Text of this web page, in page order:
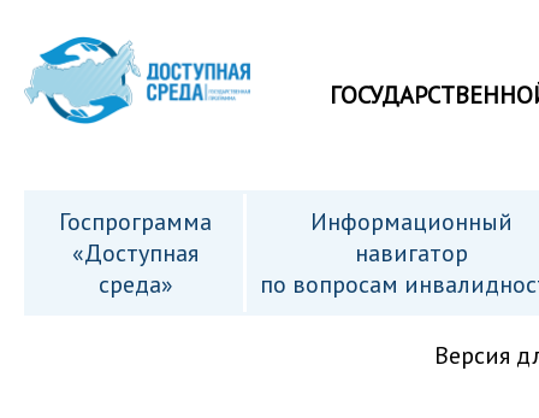
Госпрограмма
«Доступная
среда»
Информационный
навигатор
по вопросам
Версия